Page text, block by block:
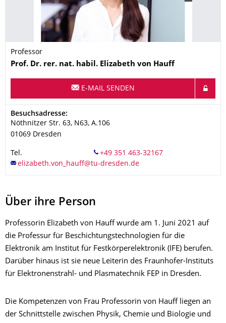
Professor
Name
Prof. Dr. rer. nat. habil. Elizabeth von Hauff
E-MAIL SENDEN
Adresse
Besuchsadresse:
Nöthnitzer Str. 63, N63, A.106
01069 Dresden
Tel.
Über ihre Person
Professorin Elizabeth von Hauff wurde am 1. Juni 2021 auf
die Professur für Beschichtungstechnologien für die
Elektronik am Institut für Festkörperelektronik (IFE) berufen.
Darüber hinaus ist sie neue Leiterin des Fraunhofer-Instituts
für Elektronenstrahl- und Plasmatechnik FEP in Dresden.
Die Kompetenzen von Frau Professorin von Hauff liegen an
der Schnittstelle zwischen Physik, Chemie und Biologie und